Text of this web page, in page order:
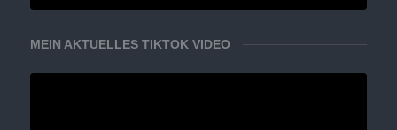
MEIN AKTUELLES TIKTOK VIDEO